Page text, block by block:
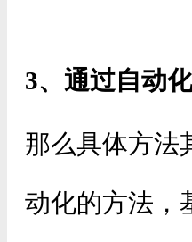
3、通过自动
那么具体方法
动化的方法，